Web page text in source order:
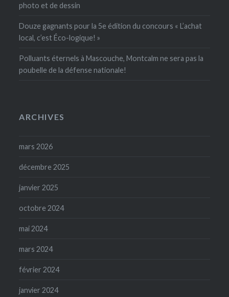
photo et de dessin
Douze gagnants pour la 5e édition du concours « L’achat
local, c’est Éco-logique! »
Polluants éternels à Mascouche, Montcalm ne sera pas la
poubelle de la défense nationale!
ARCHIVES
mars 2026
décembre 2025
janvier 2025
octobre 2024
mai 2024
mars 2024
février 2024
janvier 2024